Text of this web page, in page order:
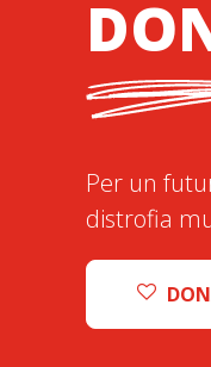
Per un
distrofia